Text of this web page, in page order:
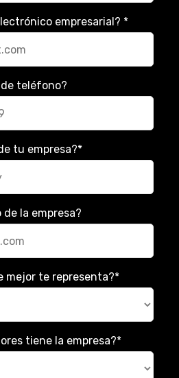
empresarial? *
teléfono?
tu empresa?*
la empresa?
mejor te representa?*
tiene la empresa?*